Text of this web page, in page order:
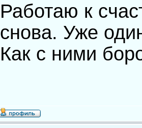
Работаю к
снова. Уже
Как с ними